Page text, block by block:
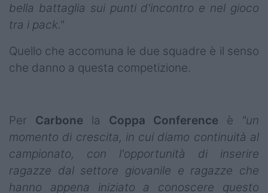
bella battaglia sui punti d'incontro e nel gioco
tra i pack."
Quello che accomuna le due squadre è il senso
che danno a questa competizione.
Per Carbone la Coppa Conference è "un
momento di crescita, in cui diamo continuità al
campionato, con l'opportunità di inserire
ragazze dal settore giovanile e ragazze che
hanno appena iniziato a conoscere questo